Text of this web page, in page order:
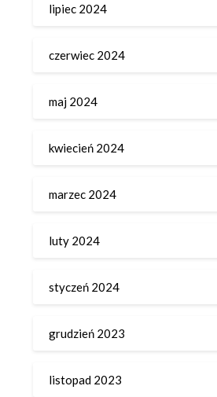
lipiec 2024
czerwiec 2024
maj 2024
kwiecień 2024
marzec 2024
luty 2024
styczeń 2024
grudzień 2023
listopad 2023